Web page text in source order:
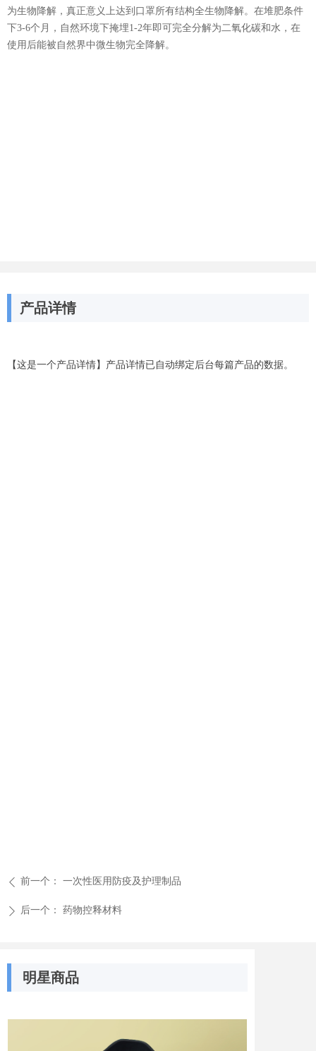
为生物降解，真正意义上达到口罩所有结构全生物降解。在堆肥条件
下3-6个月，自然环境下掩埋1-2年即可完全分解为二氧化碳和水，在
使用后能被自然界中微生物完全降解。
ꄴ 前一个： 一次性医用防疫及护理制品
ꄲ 后一个： 药物控释材料
产品详情
【这是一个产品详情】产品详情已自动绑定后台每篇产品的数据。
明星商品